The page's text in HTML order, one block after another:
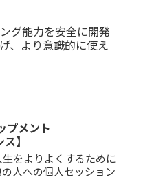
グ能力を安全に開発
、より意識的に使え
プメント
】
をよりよくするために
人への個人セッション